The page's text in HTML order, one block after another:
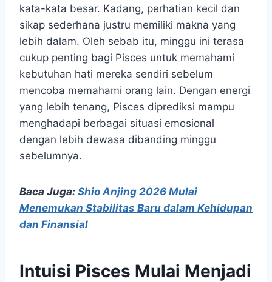
kata-kata besar. Kadang, perhatian kecil dan
sikap sederhana justru memiliki makna yang
lebih dalam. Oleh sebab itu, minggu ini terasa
cukup penting bagi Pisces untuk memahami
kebutuhan hati mereka sendiri sebelum
mencoba memahami orang lain. Dengan energi
yang lebih tenang, Pisces diprediksi mampu
menghadapi berbagai situasi emosional
dengan lebih dewasa dibanding minggu
sebelumnya.
Baca Juga: Shio Anjing 2026 Mulai
Menemukan Stabilitas Baru dalam Kehidupan
dan Finansial
Intuisi Pisces Mulai Menjadi